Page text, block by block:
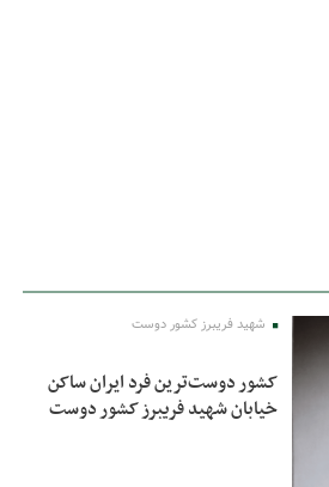
شهید فریبرز کشور دوست
کشور دوست‌ترین فرد ایران ساکن
خیابان شهید فریبرز کشور دوست